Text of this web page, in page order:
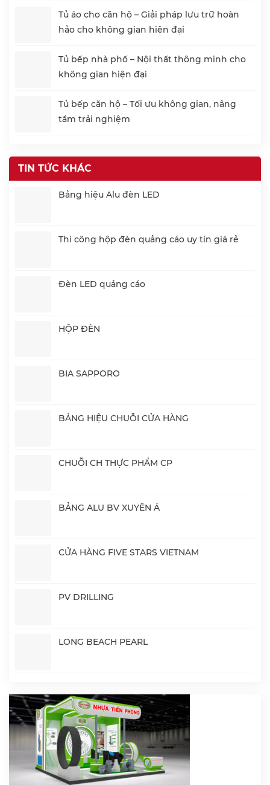
Tủ áo cho căn hộ – Giải pháp lưu trữ hoàn
hảo cho không gian hiện đại
Tủ bếp nhà phố – Nội thất thông minh cho
không gian hiện đại
Tủ bếp căn hộ – Tối ưu không gian, nâng
tầm trải nghiệm
TIN TỨC KHÁC
Bảng hiệu Alu đèn LED
Thi công hộp đèn quảng cáo uy tín giá rẻ
Đèn LED quảng cáo
HỘP ĐÈN
BIA SAPPORO
BẢNG HIỆU CHUỖI CỬA HÀNG
CHUỖI CH THỰC PHẨM CP
BẢNG ALU BV XUYÊN Á
CỬA HÀNG FIVE STARS VIETNAM
PV DRILLING
LONG BEACH PEARL